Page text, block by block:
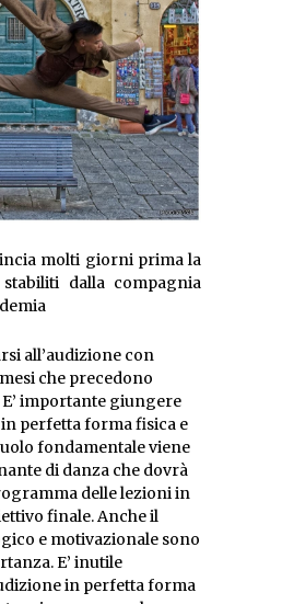
molti giorni prima la
dalla compagnia
all’audizione con
che precedono
importante giungere
perfetta forma fisica e
fondamentale viene
di danza che dovrà
delle lezioni in
finale.Anche il
e motivazionale sono
E’ inutile
in perfetta forma